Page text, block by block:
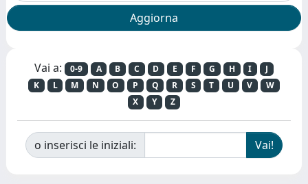
Vai a: 0-9 A B C D E F G H I
J
K
L M N O P Q R S T U V
W
X
Y Z
o inserisci le iniziali: